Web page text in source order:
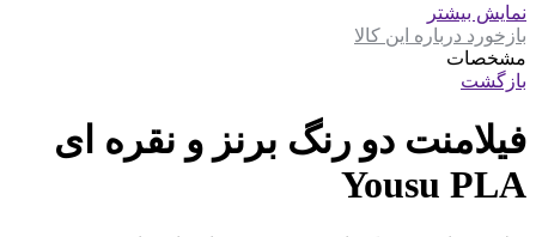
نمایش بیشتر
بازخورد درباره این کالا
مشخصات
بازگشت
فیلامنت دو رنگ برنز و نقره ای
Yousu PLA